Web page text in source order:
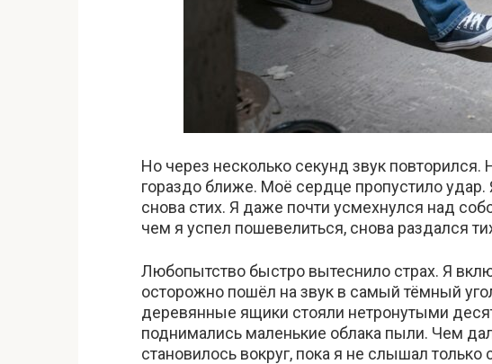
Но через несколько секунд звук повторился.
гораздо ближе. Моё сердце пропустило
снова стих. Я даже почти усмехнулся над
чем я успел пошевелиться, снова раздался
Любопытство быстро вытеснило страх. Я
осторожно пошёл на звук в самый тёмный
деревянные ящики стояли нетронутыми
поднимались маленькие облака пыли. Чем
становилось вокруг, пока я не слышал только